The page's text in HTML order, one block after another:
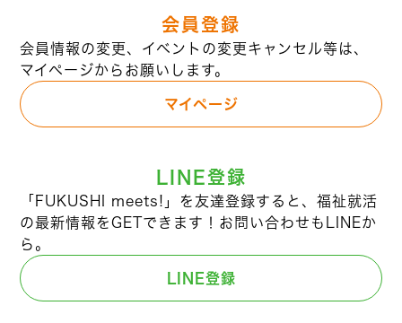
会員登録
会員情報の変更、イベントの変更キャンセル等は、
マイページからお願いします。
マイページ
LINE登録
「FUKUSHI meets!」を友達登録すると、福祉就活
の最新情報をGETできます！お問い合わせもLINEか
ら。
LINE登録